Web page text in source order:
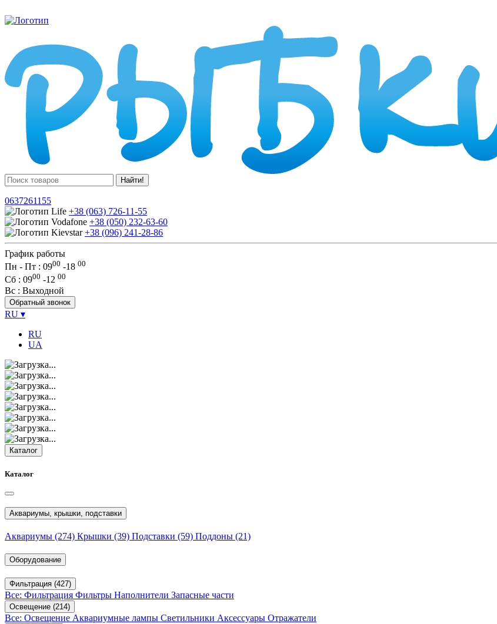
Найти!
0637261155
+38 (063) 726-11-55
+38 (050) 232-63-60
+38 (096) 241-28-86
График работы
Пн - Пт : 0900 -18 00
Сб : 0900 -12 00
Вс : Выходной
Обратный звонок
RU ▾
RU
UA
Каталог
Каталог
Аквариумы, крышки, подставки
Аквариумы (274) Крышки (39) Подставки (59) Поддоны (21)
Оборудование
Фильтрация (427)
Все: Фильтрация Фильтры Наполнители Запасные части
Освещение (214)
Все: Освещение Аквариумные лампы Светильники Аксессуары Отражатели